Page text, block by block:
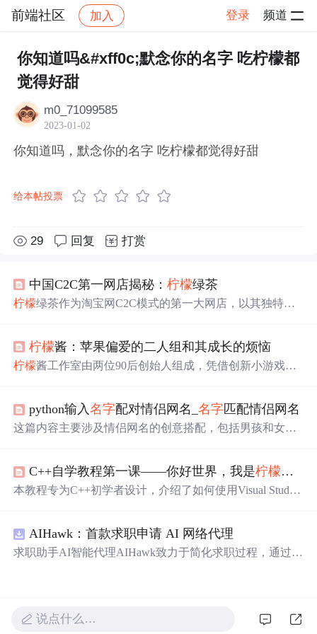
前端社区 加入 登录 频道
社区 前端社区 感慨 帖子详情
你知道吗&#xff0c;默念你的名字 吃柠檬都
觉得好甜
m0_71099585
2023-01-02
你知道吗，默念你的名字 吃柠檬都觉得好甜
给本帖投票
29 回复 打赏
中国C2C第一网店揭秘：柠檬绿茶
柠檬绿茶作为淘宝网C2C模式的第一大网店，以其独特的
客，日均访客达2万余人。店铺团队现已壮大至120余人，
涵盖从客服到物流的全面业务。本文深入介绍了柠檬绿茶
柠檬酱：苹果偏爱的二人组和其成长的烦恼
柠檬酱工作室由两位90后创始人组成，凭借创新小游戏获
python输入名字配对情侣网名_名字匹配情侣网名
这篇内容主要涉及情侣网名的创意搭配，包括男孩和女孩
极鱼起名网，提供更多的名字配对选项。
C++自学教程第一课——你好世界，我是柠檬鲸。
本教程专为C++初学者设计，介绍了如何使用Visual Studio
AIHawk：首款求职申请 AI 网络代理
求职助手AI智能代理AIHawk致力于简化求职过程，通过自
说点什么…